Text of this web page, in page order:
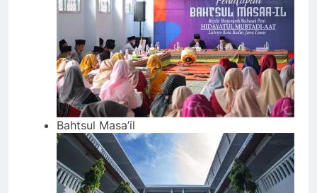
Bahtsul Masa’il